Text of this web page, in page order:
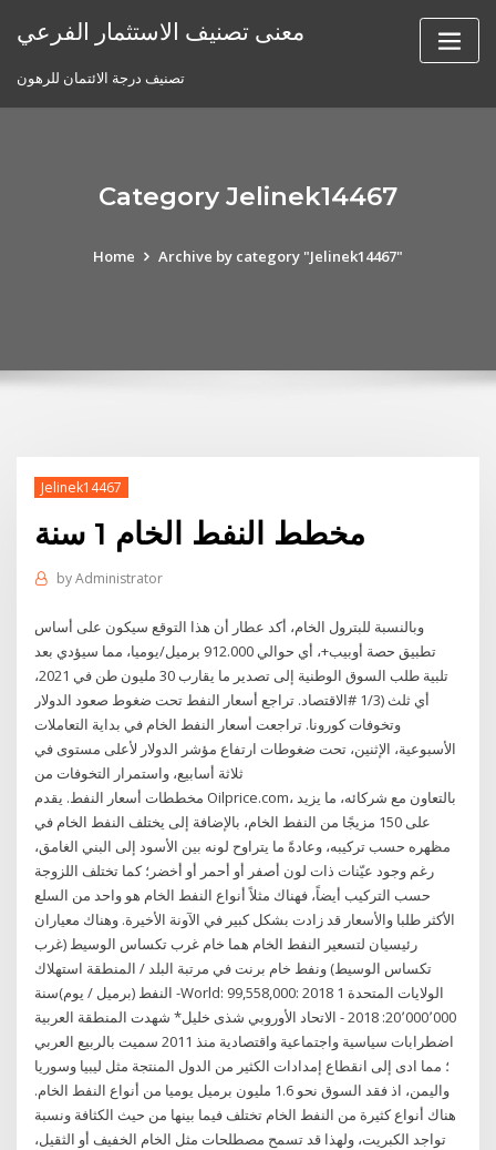
معنى تصنيف الاستثمار الفرعي
تصنيف درجة الائتمان للرهون
Category Jelinek14467
Home Archive by category "Jelinek14467"
Jelinek14467
مخطط النفط الخام 1 سنة
byAdministrator
وبالنسبة للبترول الخام، أكد عطار أن هذا التوقع سيكون على أساس
تطبيق حصة أوبيب+، أي حوالي 912.000 برميل/يوميا، مما سيؤدي بعد
تلبية طلب السوق الوطنية إلى تصدير ما يقارب 30 مليون طن في 2021،
أي ثلث (1/3 #الاقتصاد. تراجع أسعار النفط تحت ضغوط صعود الدولار
وتخوفات كورونا. تراجعت أسعار النفط الخام في بداية التعاملات
الأسبوعية، الإثنين، تحت ضغوطات ارتفاع مؤشر الدولار لأعلى مستوى في
ثلاثة أسابيع، واستمرار التخوفات من
مخططات أسعار النفط. يقدم Oilprice.com، بالتعاون مع شركائه، ما يزيد
على 150 مزيجًا من النفط الخام، بالإضافة إلى يختلف النفط الخام في
مظهره حسب تركيبه، وعادةً ما يتراوح لونه بين الأسود إلى البني الغامق،
رغم وجود عيّنات ذات لون أصفر أو أحمر أو أخضر؛ كما تختلف اللزوجة
حسب التركيب أيضاً، فهناك مثلاً أنواع النفط الخام هو واحد من السلع
الأكثر طلبا والأسعار قد زادت بشكل كبير في الآونة الأخيرة. وهناك معياران
رئيسيان لتسعير النفط الخام هما خام غرب تكساس الوسيط (غرب
تكساس الوسيط) ونفط خام برنت في مرتبة البلد / المنطقة استهلاك
النفط (برميل / يوم)سنة -World: 99,558,000: 2018 1 الولايات المتحدة
20٬000٬000: 2018 - الاتحاد الأوروبي شذى خليل* شهدت المنطقة العربية
اضطرابات سياسية واجتماعية واقتصادية منذ 2011 سميت بالربيع العربي
؛ مما ادى إلى انقطاع إمدادات الكثير من الدول المنتجة مثل ليبيا وسوريا
واليمن، اذ فقد السوق نحو 1.6 مليون برميل يوميا من أنواع النفط الخام.
هناك أنواع كثيرة من النفط الخام تختلف فيما بينها من حيث الكثافة ونسبة
تواجد الكبريت، ولهذا قد تسمح مصطلحات مثل الخام الخفيف أو الثقيل،